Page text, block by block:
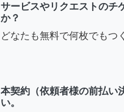
サービスやリクエストのチ
か？
どなたも無料で何枚でもつ
本契約（依頼者様の前払い
い。